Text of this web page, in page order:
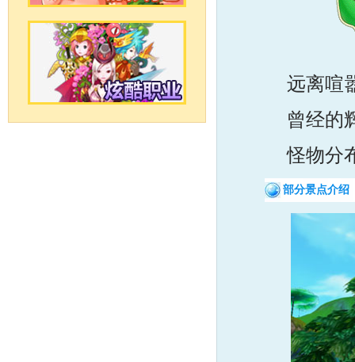
远离喧嚣
曾经的辉
怪物分
部分景点介绍